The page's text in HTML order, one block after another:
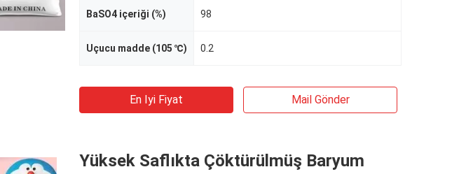
BaSO4 içeriği (%) 98
Uçucu madde (105 ℃) 0.2
En Iyi Fiyat Mail Gönder
Yüksek Saflıkta Çöktürülmüş Baryum